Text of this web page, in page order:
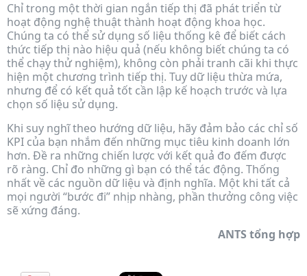
Chỉ trong một thời gian ngắn tiếp thị đã phát triển từ
hoạt động nghệ thuật thành hoạt động khoa học.
Chúng ta có thể sử dụng số liệu thống kê để biết cách
thức tiếp thị nào hiệu quả (nếu không biết chúng ta có
thể chạy thử nghiệm), không còn phải tranh cãi khi thực
hiện một chương trình tiếp thị. Tuy dữ liệu thừa mứa,
nhưng để có kết quả tốt cần lập kế hoạch trước và lựa
chọn số liệu sử dụng.
Khi suy nghĩ theo hướng dữ liệu, hãy đảm bảo các chỉ số
KPI của bạn nhắm đến những mục tiêu kinh doanh lớn
hơn. Đề ra những chiến lược với kết quả đo đếm được
rõ ràng. Chỉ đo những gì bạn có thể tác động. Thống
nhất về các nguồn dữ liệu và định nghĩa. Một khi tất cả
mọi người “bước đi” nhịp nhàng, phần thưởng công việc
sẽ xứng đáng.
ANTS tổng hợp